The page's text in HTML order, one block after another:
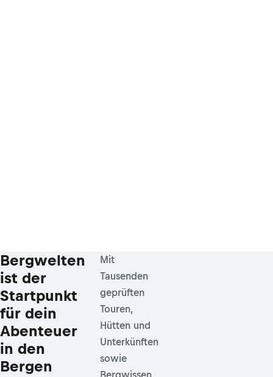
Bergwelten
ist der
Startpunkt
für dein
Abenteuer
in den
Bergen
Mit
Tausenden
geprüften
Touren,
Hütten und
Unterkünften
sowie
Bergwissen